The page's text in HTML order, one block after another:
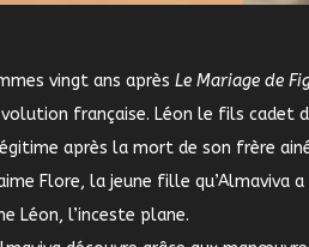
vingt ans après Le Mariage de
française. Léon le fils cadet
après la mort de son frère
Flore, la jeune fille
Léon, l’inceste plane.